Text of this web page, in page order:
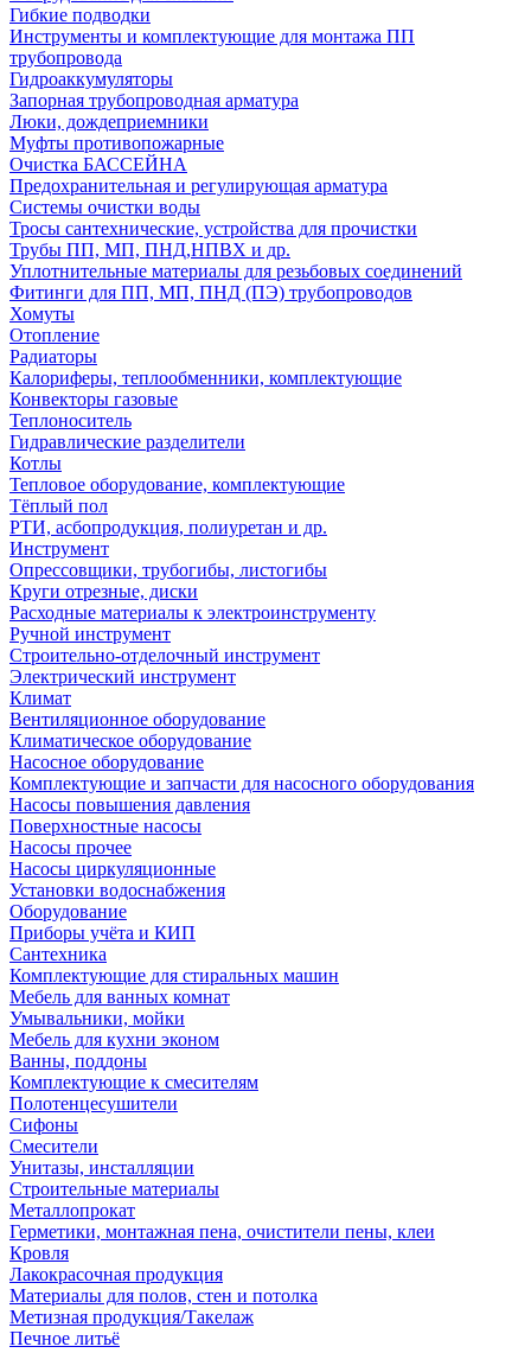
Гибкие подводки
Инструменты и комплектующие для монтажа ПП
трубопровода
Гидроаккумуляторы
Запорная трубопроводная арматура
Люки, дождеприемники
Муфты противопожарные
Очистка БАССЕЙНА
Предохранительная и регулирующая арматура
Системы очистки воды
Тросы сантехнические, устройства для прочистки
Трубы ПП, МП, ПНД,НПВХ и др.
Уплотнительные материалы для резьбовых соединений
Фитинги для ПП, МП, ПНД (ПЭ) трубопроводов
Хомуты
Отопление
Радиаторы
Калориферы, теплообменники, комплектующие
Конвекторы газовые
Теплоноситель
Гидравлические разделители
Котлы
Тепловое оборудование, комплектующие
Тёплый пол
РТИ, асбопродукция, полиуретан и др.
Инструмент
Опрессовщики, трубогибы, листогибы
Круги отрезные, диски
Расходные материалы к электроинструменту
Ручной инструмент
Строительно-отделочный инструмент
Электрический инструмент
Климат
Вентиляционное оборудование
Климатическое оборудование
Насосное оборудование
Комплектующие и запчасти для насосного оборудования
Насосы повышения давления
Поверхностные насосы
Насосы прочее
Насосы циркуляционные
Установки водоснабжения
Оборудование
Приборы учёта и КИП
Сантехника
Комплектующие для стиральных машин
Мебель для ванных комнат
Умывальники, мойки
Мебель для кухни эконом
Ванны, поддоны
Комплектующие к смесителям
Полотенцесушители
Сифоны
Смесители
Унитазы, инсталляции
Строительные материалы
Металлопрокат
Герметики, монтажная пена, очистители пены, клеи
Кровля
Лакокрасочная продукция
Материалы для полов, стен и потолка
Метизная продукция/Такелаж
Печное литьё